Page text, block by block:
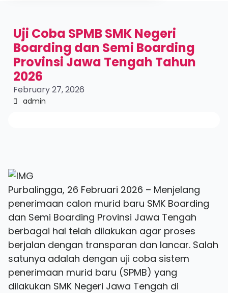
Uji Coba SPMB SMK Negeri
Boarding dan Semi Boarding
Provinsi Jawa Tengah Tahun
2026
February 27, 2026
admin
Purbalingga, 26 Februari 2026 – Menjelang
penerimaan calon murid baru SMK Boarding
dan Semi Boarding Provinsi Jawa Tengah
berbagai hal telah dilakukan agar proses
berjalan dengan transparan dan lancar. Salah
satunya adalah dengan uji coba sistem
penerimaan murid baru (SPMB) yang
dilakukan SMK Negeri Jawa Tengah di